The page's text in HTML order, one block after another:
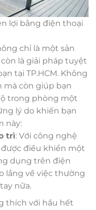
lợi bằng điện thoại
chỉ là một sản
là giải pháp tuyệt
tại TP.HCM. Không
mà còn giúp bạn
trong phòng một
lý do khiến bạn
này:
trì: Với công nghệ
điều khiển một
dụng trên điện
lắng về việc thường
nữa.
thích với hầu hết